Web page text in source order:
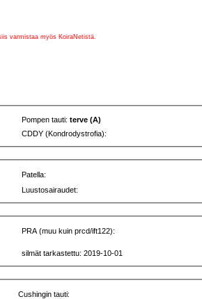
varmistaa myös KoiraNetistä.
Pompen tauti:terve (A)
CDDY (Kondrodystrofia):
Patella:
Luustosairaudet:
PRA (muu kuin prcd/ift122):
silmät tarkastettu: 2019-10-01
Cushingin tauti: